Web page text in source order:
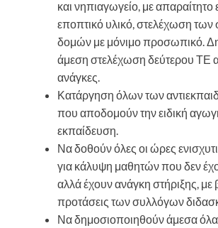
και νηπιαγωγείο, με απαραίτητο
εποπτικό υλικό, στελέχωση
δομών με μόνιμο προσωπικό.
άμεση στελέχωση δεύτερου ΤΕ
ανάγκες.
Κατάργηση όλων των
που αποδομούν την ειδική
εκπαίδευση.
Να δοθούν όλες οι ώρες
για κάλυψη μαθητών που δεν
αλλά έχουν ανάγκη στήριξης, με
προτάσεις των συλλόγων
Να δημοσιοποιηθούν άμεσα όλα